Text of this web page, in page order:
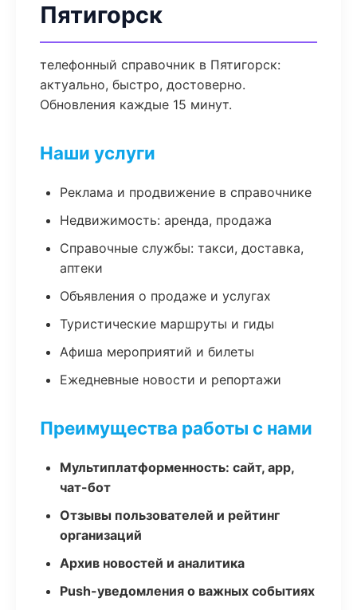
Пятигорск
телефонный справочник в Пятигорск:
актуально, быстро, достоверно.
Обновления каждые 15 минут.
Наши услуги
Реклама и продвижение в справочнике
Недвижимость: аренда, продажа
Справочные службы: такси, доставка,
аптеки
Объявления о продаже и услугах
Туристические маршруты и гиды
Афиша мероприятий и билеты
Ежедневные новости и репортажи
Преимущества работы с нами
Мультиплатформенность: сайт, app,
чат-бот
Отзывы пользователей и рейтинг
организаций
Архив новостей и аналитика
Push-уведомления о важных событиях